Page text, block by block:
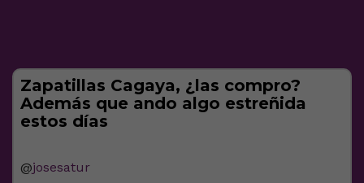
Zapatillas Cagaya, ¿las compro?
Además que ando algo estreñida
estos días
@josesatur